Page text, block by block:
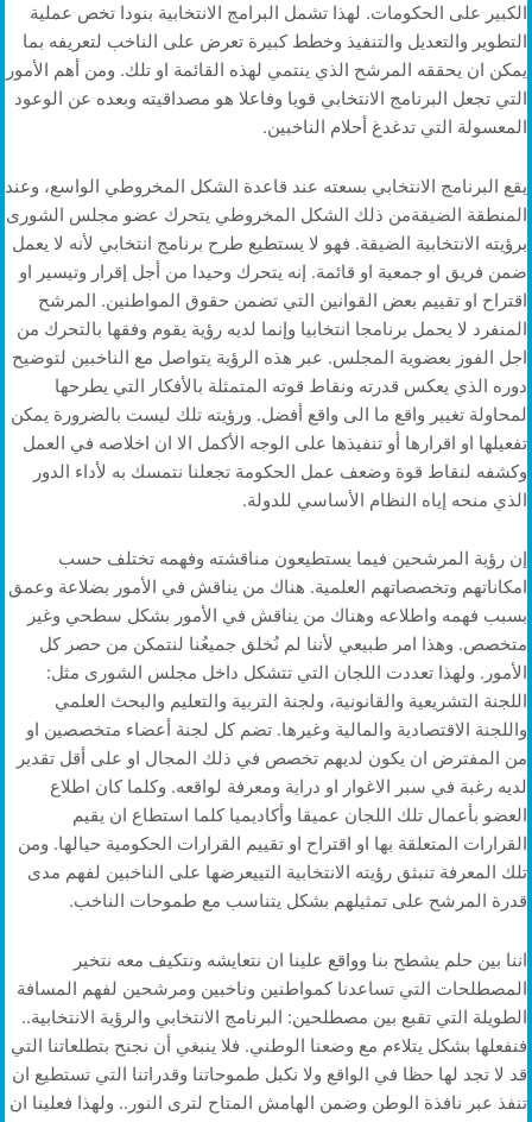
الكبير على الحكومات. لهذا تشمل البرامج الانتخابية بنودا تخص عملية
التطوير والتعديل والتنفيذ وخطط كبيرة تعرض على الناخب لتعريفه بما
يمكن ان يحققه المرشح الذي ينتمي لهذه القائمة او تلك. ومن أهم الأمور
التي تجعل البرنامج الانتخابي قويا وفاعلا هو مصداقيته وبعده عن الوعود
المعسولة التي تدغدغ أحلام الناخبين.
يقع البرنامج الانتخابي بسعته عند قاعدة الشكل المخروطي الواسع، وعند
المنطقة الضيقةمن ذلك الشكل المخروطي يتحرك عضو مجلس الشورى
برؤيته الانتخابية الضيقة. فهو لا يستطيع طرح برنامج انتخابي لأنه لا يعمل
ضمن فريق او جمعية او قائمة. إنه يتحرك وحيدا من أجل إقرار وتيسير او
اقتراح او تقييم بعض القوانين التي تضمن حقوق المواطنين. المرشح
المنفرد لا يحمل برنامجا انتخابيا وإنما لديه رؤية يقوم وفقها بالتحرك من
اجل الفوز بعضوية المجلس. عبر هذه الرؤية يتواصل مع الناخبين لتوضيح
دوره الذي يعكس قدرته ونقاط قوته المتمثلة بالأفكار التي يطرحها
لمحاولة تغيير واقع ما الى واقع أفضل. ورؤيته تلك ليست بالضرورة يمكن
تفعيلها او اقرارها أو تنفيذها على الوجه الأكمل الا ان اخلاصه في العمل
وكشفه لنقاط قوة وضعف عمل الحكومة تجعلنا نتمسك به لأداء الدور
الذي منحه إياه النظام الأساسي للدولة.
إن رؤية المرشحين فيما يستطيعون مناقشته وفهمه تختلف حسب
امكاناتهم وتخصصاتهم العلمية. هناك من يناقش في الأمور بضلاعة وعمق
بسبب فهمه واطلاعه وهناك من يناقش في الأمور بشكل سطحي وغير
متخصص. وهذا امر طبيعي لأننا لم نُخلق جميعُنا لنتمكن من حصر كل
الأمور. ولهذا تعددت اللجان التي تتشكل داخل مجلس الشورى مثل:
اللجنة التشريعية والقانونية، ولجنة التربية والتعليم والبحث العلمي
واللجنة الاقتصادية والمالية وغيرها. تضم كل لجنة أعضاء متخصصين او
من المفترض ان يكون لديهم تخصص في ذلك المجال او على أقل تقدير
لديه رغبة في سبر الاغوار او دراية ومعرفة لواقعه. وكلما كان اطلاع
العضو بأعمال تلك اللجان عميقا وأكاديميا كلما استطاع ان يقيم
القرارات المتعلقة بها او اقتراح او تقييم القرارات الحكومية حيالها. ومن
تلك المعرفة تنبثق رؤيته الانتخابية التييعرضها على الناخبين لفهم مدى
قدرة المرشح على تمثيلهم بشكل يتناسب مع طموحات الناخب.
اننا بين حلم يشطح بنا وواقع علينا ان نتعايشه ونتكيف معه نتخير
المصطلحات التي تساعدنا كمواطنين وناخبين ومرشحين لفهم المسافة
الطويلة التي تقبع بين مصطلحين: البرنامج الانتخابي والرؤية الانتخابية..
فنفعلها بشكل يتلاءم مع وضعنا الوطني. فلا ينبغي أن نجنح بتطلعاتنا التي
قد لا تجد لها حظا في الواقع ولا نكبل طموحاتنا وقدراتنا التي تستطيع ان
تنفذ عبر نافذة الوطن وضمن الهامش المتاح لترى النور.. ولهذا فعلينا ان